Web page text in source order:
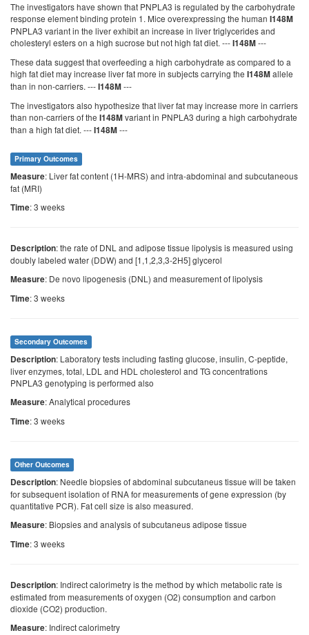
The investigators have shown that PNPLA3 is regulated by the carbohydrate
response element binding protein 1. Mice overexpressing the human I148M
PNPLA3 variant in the liver exhibit an increase in liver triglycerides and
cholesteryl esters on a high sucrose but not high fat diet. ---I148M---
These data suggest that overfeeding a high carbohydrate as compared to a
high fat diet may increase liver fat more in subjects carrying the I148Mallele
than in non-carriers. ---I148M---
The investigators also hypothesize that liver fat may increase more in carriers
than non-carriers of the I148Mvariant in PNPLA3 during a high carbohydrate
than a high fat diet. ---I148M---
Primary Outcomes
Measure: Liver fat content (1H-MRS) and intra-abdominal and subcutaneous
fat (MRI)
Time: 3 weeks
Description: the rate of DNL and adipose tissue lipolysis is measured using
doubly labeled water (DDW) and [1,1,2,3,3-2H5] glycerol
Measure: De novo lipogenesis (DNL) and measurement of lipolysis
Time: 3 weeks
Secondary Outcomes
Description: Laboratory tests including fasting glucose, insulin, C-peptide,
liver enzymes, total, LDL and HDL cholesterol and TG concentrations
PNPLA3 genotyping is performed also
Measure: Analytical procedures
Time: 3 weeks
Other Outcomes
Description: Needle biopsies of abdominal subcutaneus tissue will be taken
for subsequent isolation of RNA for measurements of gene expression (by
quantitative PCR). Fat cell size is also measured.
Measure: Biopsies and analysis of subcutaneus adipose tissue
Time: 3 weeks
Description: Indirect calorimetry is the method by which metabolic rate is
estimated from measurements of oxygen (O2) consumption and carbon
dioxide (CO2) production.
Measure: Indirect calorimetry